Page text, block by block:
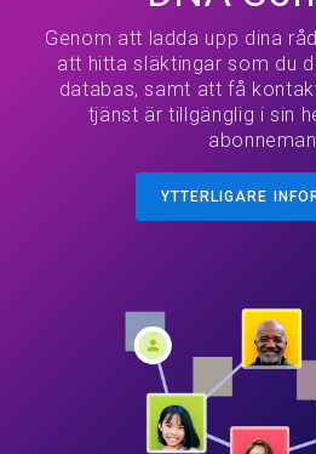
Genom att ladda upp dina
att hitta släktingar som du
databas, samt att få
tjänst är tillgänglig i sin
YTTERLIGARE